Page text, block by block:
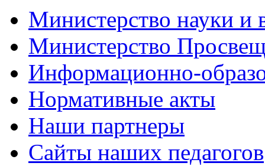
Министерство науки и
Министерство
Информационно-
Нормативные акты
Наши партнеры
Сайты наших педагогов